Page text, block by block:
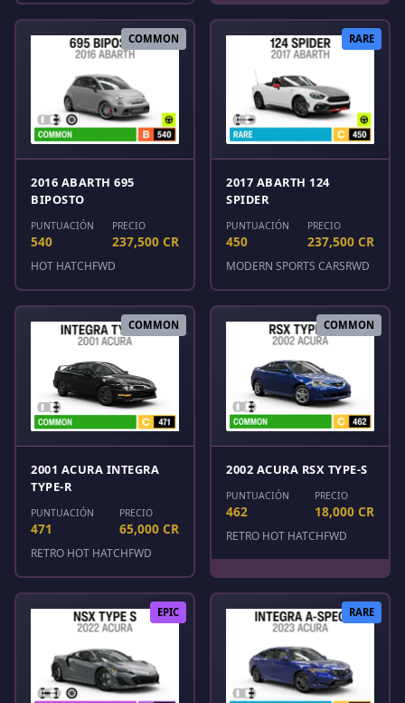
COMMON
2016 ABARTH 695
BIPOSTO
PUNTUACIÓN
540
PRECIO
237,500 CR
HOT HATCHFWD
RARE
2017 ABARTH 124
SPIDER
PUNTUACIÓN
450
PRECIO
237,500 CR
MODERN SPORTS CARSRWD
COMMON
2001 ACURA INTEGRA
TYPE-R
PUNTUACIÓN
471
PRECIO
65,000 CR
RETRO HOT HATCHFWD
COMMON
2002 ACURA RSX TYPE-S
PUNTUACIÓN
462
PRECIO
18,000 CR
RETRO HOT HATCHFWD
EPIC RARE